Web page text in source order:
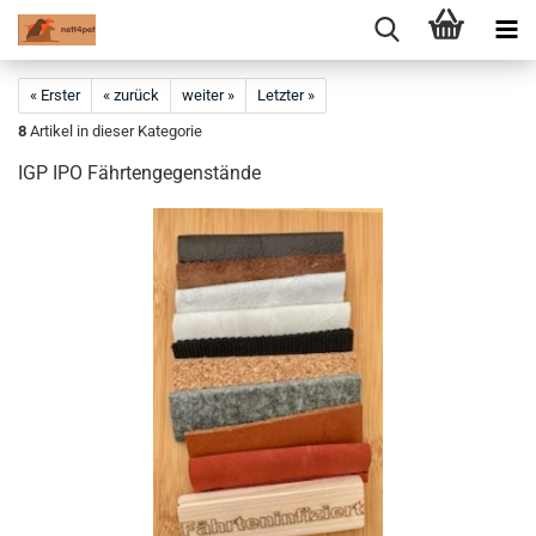
« Erster « zurück weiter »
Letzter »
8 Artikel in dieser Kategorie
IGP IPO Fährtengegenstände